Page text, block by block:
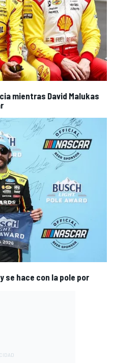
mientras David Malukas
se hace con la pole por